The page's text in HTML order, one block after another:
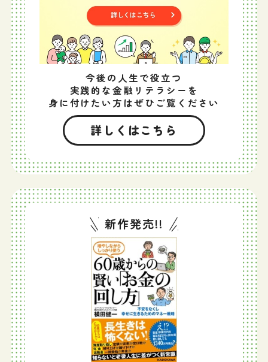
今後の人生で役立つ
実践的な金融リテラシーを
身に付けたい方はぜひご覧ください
詳しくはこちら
新作発売!!